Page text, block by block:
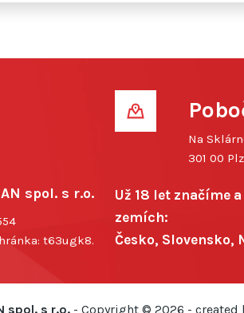
spol. s r.o.
t63ugk8.
Na
301 00
Už 18 let značíme
zemích:
Česko, Slovensko,
spol. s r.o. - Copyright © 2026 - created